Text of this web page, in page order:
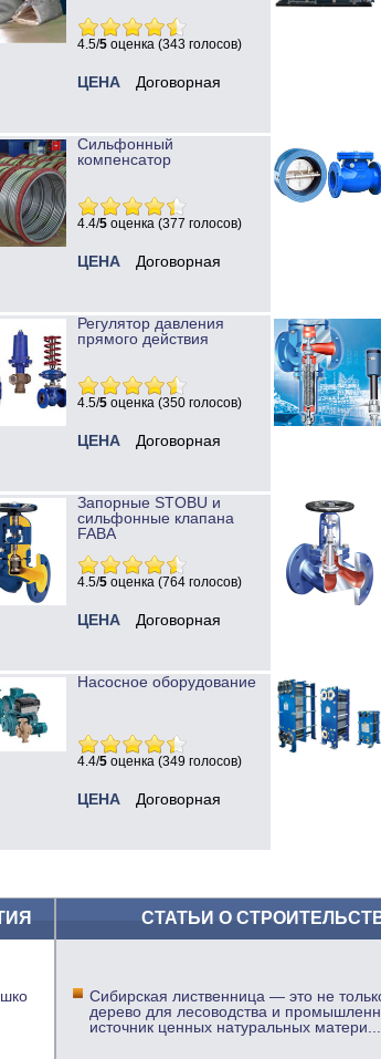
4.5/5 оценка (343 голосов)
ЦЕНА Договорная
Сильфонный
компенсатор
4.4/5 оценка (377 голосов)
ЦЕНА Договорная
Регулятор давления
прямого действия
4.5/5 оценка (350 голосов)
ЦЕНА Договорная
Запорные STOBU и
сильфонные клапана
FABA
4.5/5 оценка (764 голосов)
ЦЕНА Договорная
Насосное оборудование
4.4/5 оценка (349 голосов)
ЦЕНА Договорная
СТАТЬИ О
Сибирская лиственница — это не
дерево для лесоводства и
источник ценных натуральных матери